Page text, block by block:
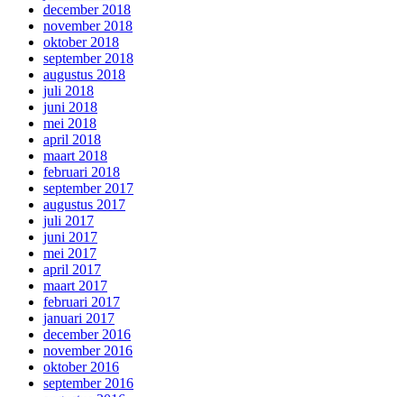
december 2018
november 2018
oktober 2018
september 2018
augustus 2018
juli 2018
juni 2018
mei 2018
april 2018
maart 2018
februari 2018
september 2017
augustus 2017
juli 2017
juni 2017
mei 2017
april 2017
maart 2017
februari 2017
januari 2017
december 2016
november 2016
oktober 2016
september 2016